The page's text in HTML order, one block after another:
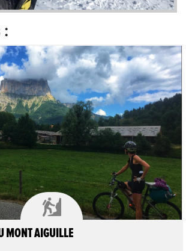
:

MONT AIGUILLE